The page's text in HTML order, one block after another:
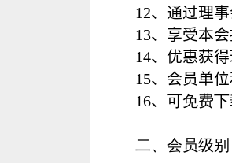
12、通过理
13、享受本
14、优惠获
15、会员单
16、 可免费
二、会员级